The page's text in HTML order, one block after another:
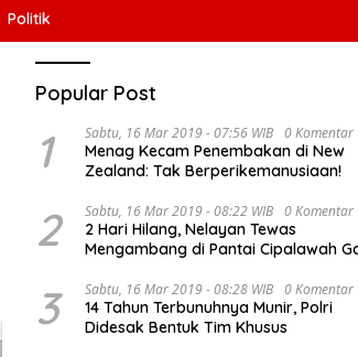
Politik
Popular Post
1 Sabtu, 16 Mar 2019 - 07:56 WIB 0 Komentar
Menag Kecam Penembakan di New
Zealand: Tak Berperikemanusiaan!
2 Sabtu, 16 Mar 2019 - 08:22 WIB 0 Komentar
2 Hari Hilang, Nelayan Tewas
Mengambang di Pantai Cipalawah
3 Sabtu, 16 Mar 2019 - 08:28 WIB 0 Komentar
14 Tahun Terbunuhnya Munir, Polri
Didesak Bentuk Tim Khusus